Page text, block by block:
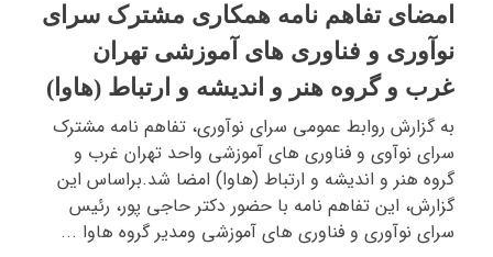
امضای تفاهم نامه همکاری مشترک سرای
نوآوری و فناوری های آموزشی تهران
غرب و گروه هنر و اندیشه و ارتباط (هاوا)
به گزارش روابط عمومی سرای نوآوری، تفاهم نامه مشترک
سرای نوآوی و فناوری های آموزشی واحد تهران غرب و
گروه هنر و اندیشه و ارتباط (هاوا) امضا شد.براساس این
گزارش، این تفاهم نامه با حضور دکتر حاجی پور، رئیس
سرای نوآوری و فناوری های آموزشی ومدیر گروه هاوا ...